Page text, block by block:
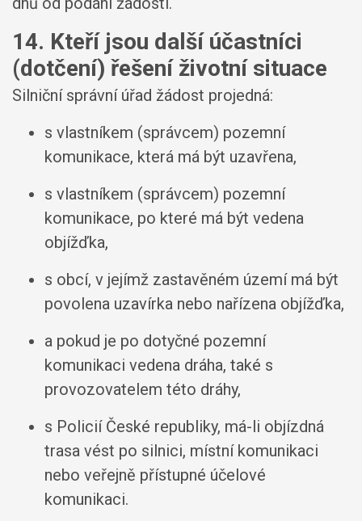
14. Kteří jsou další účastníci
(dotčení) řešení životní situace
Silniční správní úřad žádost projedná:
s vlastníkem (správcem) pozemní
komunikace, která má být uzavřena,
s vlastníkem (správcem) pozemní
komunikace, po které má být vedena
objížďka,
s obcí, v jejímž zastavěném území má být
povolena uzavírka nebo nařízena objížďka,
a pokud je po dotyčné pozemní
komunikaci vedena dráha, také s
provozovatelem této dráhy,
s Policií České republiky, má-li objízdná
trasa vést po silnici, místní komunikaci
nebo veřejně přístupné účelové
komunikaci.